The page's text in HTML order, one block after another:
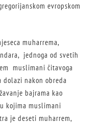
evropskom
muharrema,
jednoga od svetih
muslimani čitavoga
nakon obreda
bajrama kao
kojima muslimani
je deseti muharrem,